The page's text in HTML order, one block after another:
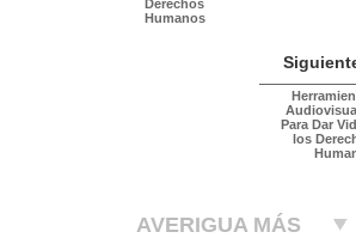
Derechos
Humanos
Para Dar
los
AVERIGUA MÁS